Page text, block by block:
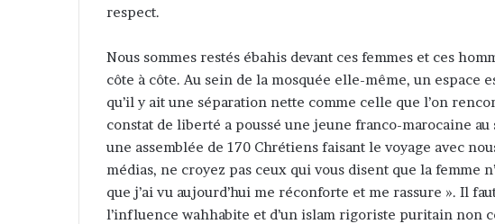
respect.
Nous sommes restés ébahis devant ces femmes et ces
côte à côte. Au sein de la mosquée elle-même, un espace
qu’il y ait une séparation nette comme celle que l’on
constat de liberté a poussé une jeune franco-marocaine
une assemblée de 170 Chrétiens faisant le voyage avec
médias, ne croyez pas ceux qui vous disent que la femme
que j’ai vu aujourd’hui me réconforte et me rassure ». Il
l’influence wahhabite et d’un islam rigoriste puritain non